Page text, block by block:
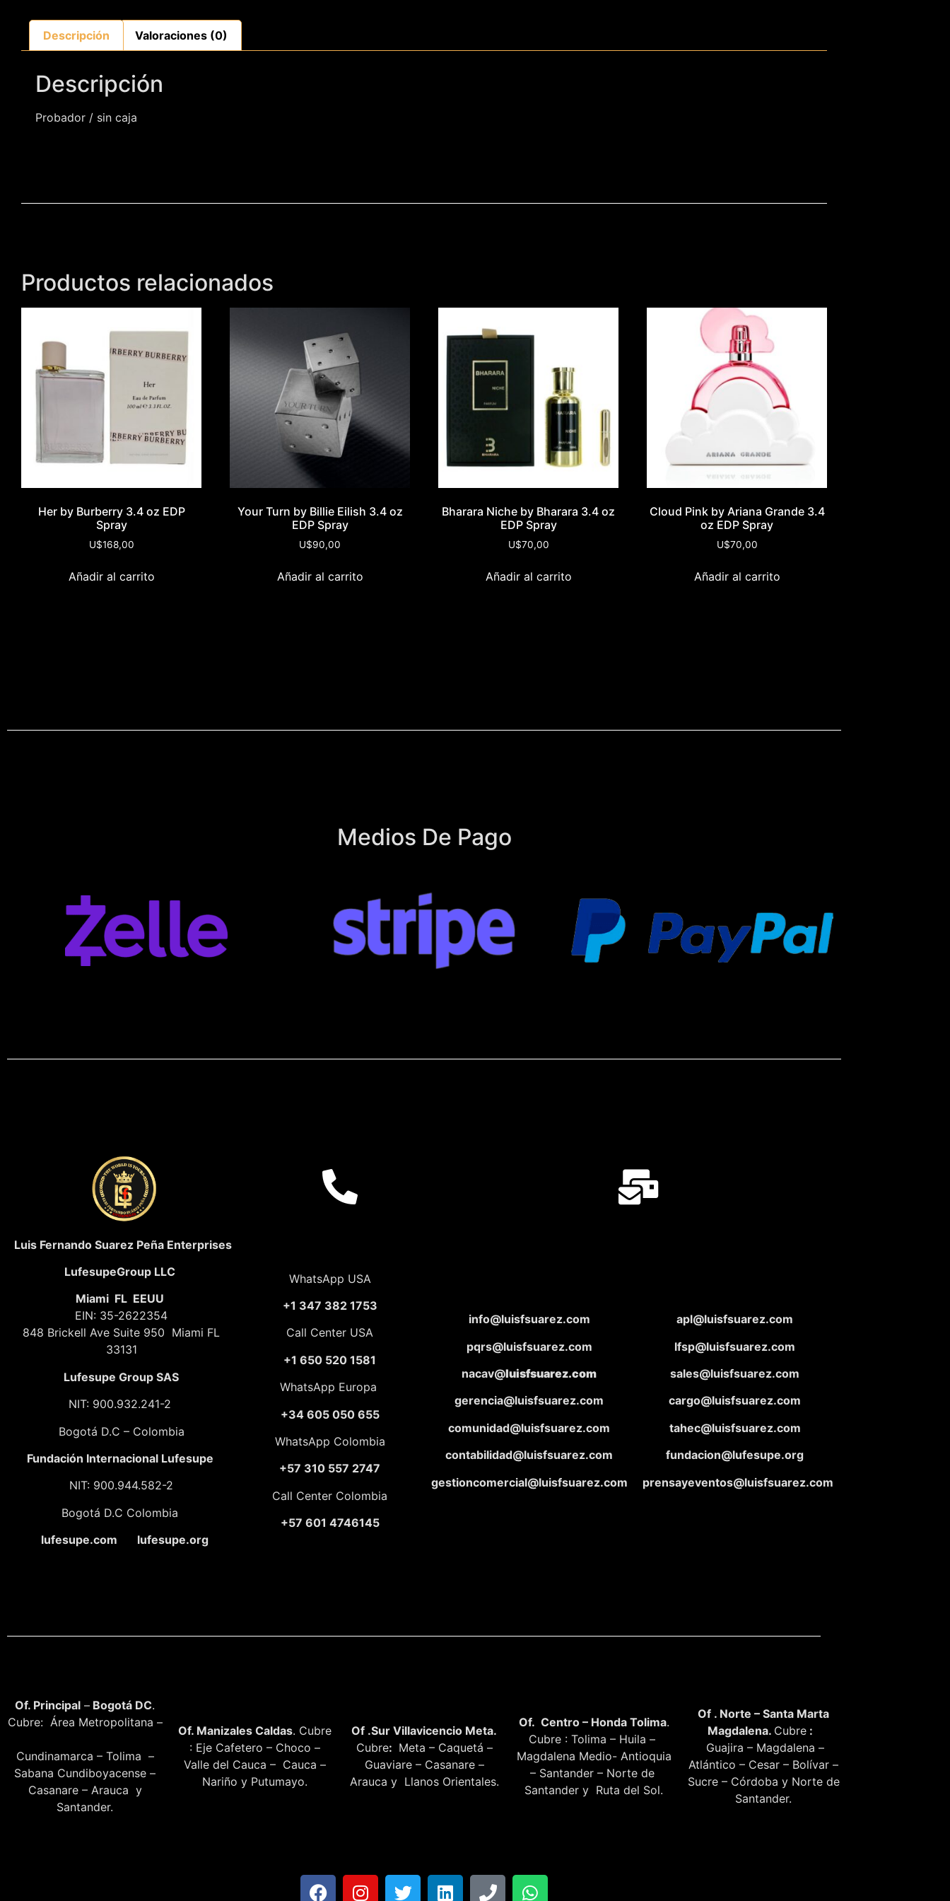
Descripción Valoraciones (0)
Descripción
Probador / sin caja
Productos relacionados
Her by Burberry 3.4 oz EDP
Spray
U$168,00
Añadir al carrito
Your Turn by Billie Eilish 3.4 oz
EDP Spray
U$90,00
Añadir al carrito
Bharara Niche by Bharara 3.4 oz
EDP Spray
U$70,00
Añadir al carrito
Cloud Pink by Ariana Grande 3.4
oz EDP Spray
U$70,00
Añadir al carrito
Medios De Pago
Luis Fernando Suarez Peña Enterprises
LufesupeGroup LLC
Miami FL EEUU
EIN: 35-2622354
848 Brickell Ave Suite 950 Miami FL
33131
Lufesupe Group SAS
NIT: 900.932.241-2
Bogotá D.C – Colombia
Fundación Internacional Lufesupe
NIT: 900.944.582-2
Bogotá D.C Colombia
lufesupe.com lufesupe.org
WhatsApp USA
+1 347 382 1753
Call Center USA
+1 650 520 1581
WhatsApp Europa
+34 605 050 655
WhatsApp Colombia
+57 310 557 2747
Call Center Colombia
+57 601 4746145
info@luisfsuarez.com
pqrs@luisfsuarez.com
nacav@luisfsuarez.com
gerencia@luisfsuarez.com
comunidad@luisfsuarez.com
contabilidad@luisfsuarez.com
gestioncomercial@luisfsuarez.com
apl@luisfsuarez.com
lfsp@luisfsuarez.com
sales@luisfsuarez.com
cargo@luisfsuarez.com
tahec@luisfsuarez.com
fundacion@lufesupe.org
prensayeventos@luisfsuarez.com
Of. Principal – Bogotá DC.
Cubre: Área Metropolitana –
Cundinamarca – Tolima –
Sabana Cundiboyacense –
Casanare – Arauca y
Santander.
Of. Manizales Caldas. Cubre
: Eje Cafetero – Choco –
Valle del Cauca – Cauca –
Nariño y Putumayo.
Of .Sur Villavicencio Meta.
Cubre: Meta – Caquetá –
Guaviare – Casanare –
Arauca y Llanos Orientales.
Of. Centro – Honda Tolima.
Cubre : Tolima – Huila –
Magdalena Medio- Antioquia
– Santander – Norte de
Santander y Ruta del Sol.
Of . Norte – Santa Marta
Magdalena. Cubre :
Guajira – Magdalena –
Atlántico – Cesar – Bolívar –
Sucre – Córdoba y Norte de
Santander.